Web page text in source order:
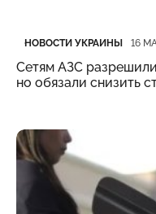
Категория
НОВОСТИ УКРАИНЫ
Дата публикации 16
Сетям АЗС
но обязали снизить